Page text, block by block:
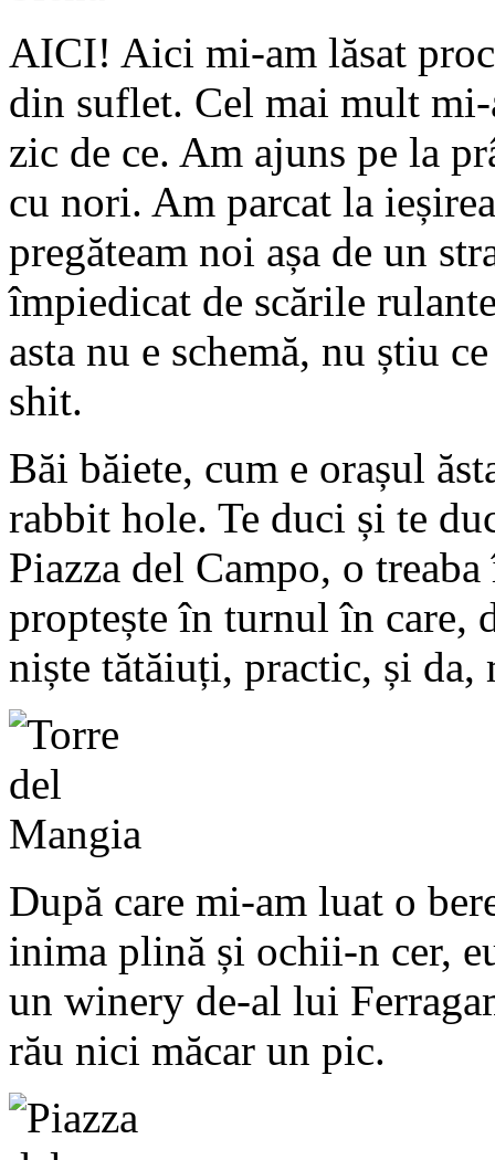
AICI! Aici mi-am lăsat
din suflet. Cel mai mult
zic de ce. Am ajuns pe la
cu nori. Am parcat la
pregăteam noi așa de un
împiedicat de scările
asta nu e schemă, nu știu
shit.
Băi băiete, cum e orașul
rabbit hole. Te duci și te
Piazza del Campo, o
proptește în turnul în care,
niște tătăiuți, practic, și da,
După care mi-am luat o
inima plină și ochii-n cer,
un winery de-al lui
rău nici măcar un pic.